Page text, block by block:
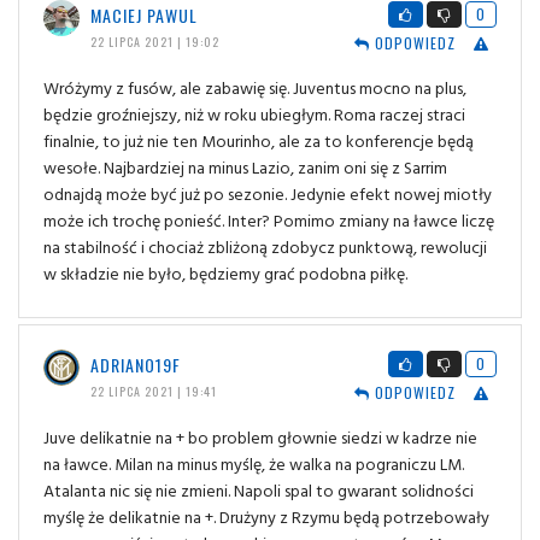
MACIEJ PAWUL
22 LIPCA 2021 | 19:02
0
ODPOWIEDZ
Wróżymy z fusów, ale zabawię się. Juventus mocno na plus,
będzie groźniejszy, niż w roku ubiegłym. Roma raczej straci
finalnie, to już nie ten Mourinho, ale za to konferencje będą
wesołe. Najbardziej na minus Lazio, zanim oni się z Sarrim
odnajdą może być już po sezonie. Jedynie efekt nowej miotły
może ich trochę ponieść. Inter? Pomimo zmiany na ławce liczę
na stabilność i chociaż zbliżoną zdobycz punktową, rewolucji
w składzie nie było, będziemy grać podobna piłkę.
ADRIANO19F
22 LIPCA 2021 | 19:41
0
ODPOWIEDZ
Juve delikatnie na + bo problem głownie siedzi w kadrze nie
na ławce. Milan na minus myślę, że walka na pograniczu LM.
Atalanta nic się nie zmieni. Napoli spal to gwarant solidności
myślę że delikatnie na +. Drużyny z Rzymu będą potrzebowały